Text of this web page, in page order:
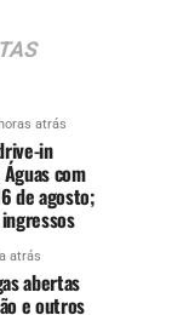
atrás
in
com
de agosto;
atrás
abertas
e outros